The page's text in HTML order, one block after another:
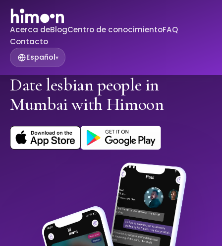
Acerca deBlogCentro de conocimientoFAQ
Contacto
Español▾
Date lesbian people in
Mumbai with Himoon